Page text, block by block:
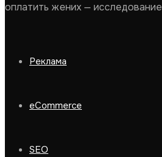
оплатить жених — исследование
Реклама
eCommerce
SEO